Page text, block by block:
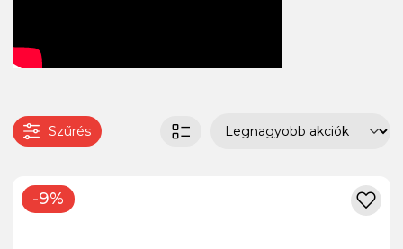
Szűrés
-9%